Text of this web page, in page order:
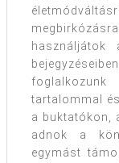
tartalommal
a buktatókon,
adnok a
egymást